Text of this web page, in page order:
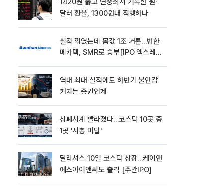
1420원 뚫고 연중최저 기록한 원·
달러 환율, 1300원대 직행하나
실적 꺾였는데 몸값 1조 거론…범한
메카텍, SMR로 승부[IPO 엑스레
역대 최대 실적에도 하반기 불안감
커지는 증권업계
상폐시계 빨라졌다…코스닥 10곳 중
1곳 '시총 미달'
딜리셔스 10일 코스닥 상장…케이앤
에스아이앤씨도 출격 [주간IPO]